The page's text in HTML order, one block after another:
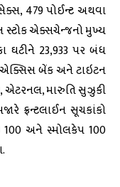
479 પોઈન્ટ અથવા
સ્ટોક એક્સચેન્જનો મુખ્ય
ઘટીને 23,933 પર બંધ
એક્સિસ બેંક અને ટાઇટન
એટરનલ, મારુતિ સુઝુકી
ફ્રન્ટલાઈન સૂચકાંકો
100 અને સ્મોલકેપ 100